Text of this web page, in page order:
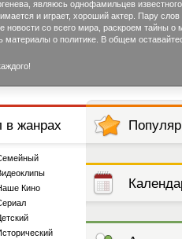
являюсь однофамильцев известного
и играет, хороший актер. Пару слов
новости со всего мира, раскроем тайны о
материалы о политике. В общем
в жанрах
Кино
выступлений